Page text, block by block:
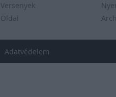
Versenyek
Oldal
Adatvédelem